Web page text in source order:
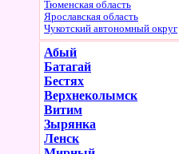
Тюменская область
Ярославская область
Чукотский автономный округ
Абый
Батагай
Бестях
Верхнеколымск
Витим
Зырянка
Ленск